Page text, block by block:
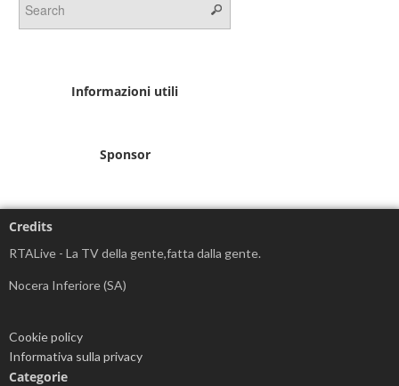
Informazioni utili
Sponsor
Credits
RTALive - La TV della gente,fatta dalla gente.
Nocera Inferiore (SA)
Cookie policy
Informativa sulla privacy
Categorie